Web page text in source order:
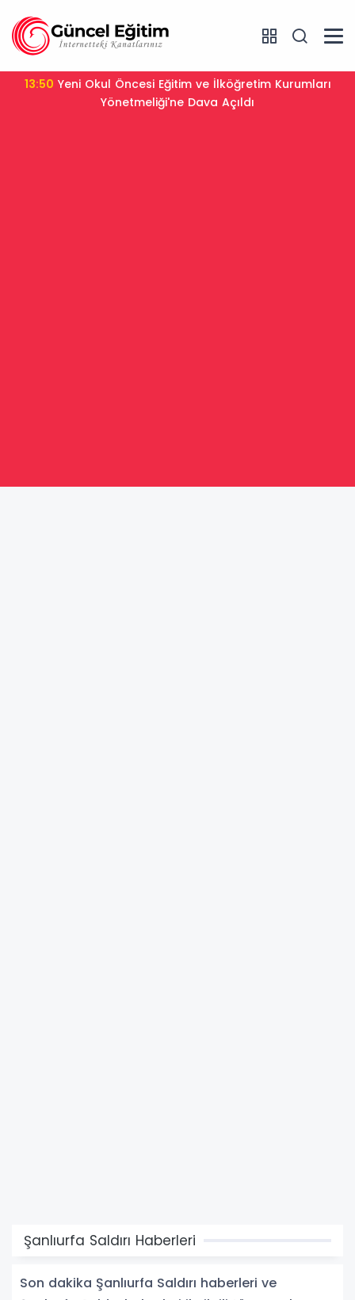
13:50
Yönetmeliği'ne Dava Açıldı
Şanlıurfa Saldırı Haberleri
Son dakika Şanlıurfa Saldırı haberleri ve